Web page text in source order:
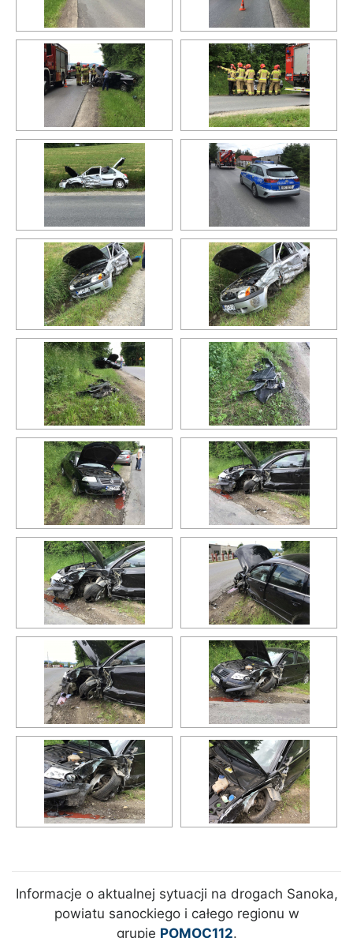
Informacje o aktualnej sytuacji na drogach Sanoka,
powiatu sanockiego i całego regionu w
grupie POMOC112.